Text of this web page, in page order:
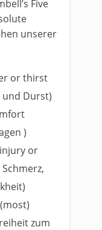
Five
unserer
or thirst
und Durst)
)
or
zum